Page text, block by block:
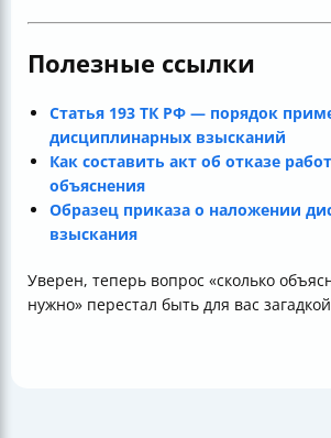
Полезные ссылки
Статья 193 ТК РФ — порядок
дисциплинарных взысканий
Как составить акт об отказе
объяснения
Образец приказа о наложении
взыскания
Уверен, теперь вопрос «сколько
нужно» перестал быть для вас